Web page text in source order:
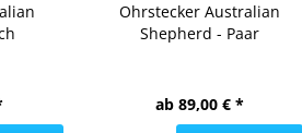
Ohrstecker Australian
Shepherd - Paar
ab 89,00 € *